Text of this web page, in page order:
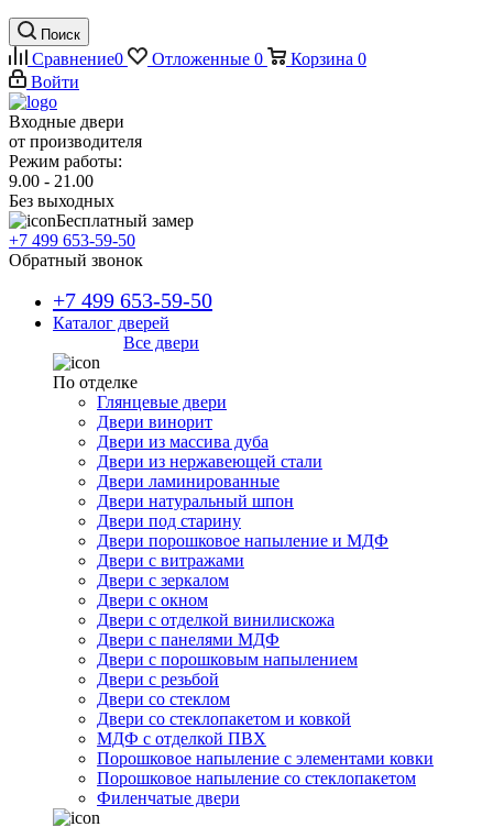
Поиск
Сравнение0 Отложенные 0 Корзина 0
Войти
Входные двери
от производителя
Режим работы:
9.00 - 21.00
Без выходных
Бесплатный замер
+7 499 653-59-50
Обратный звонок
+7 499 653-59-50
Каталог дверей
Все двери
По отделке
Глянцевые двери
Двери винорит
Двери из массива дуба
Двери из нержавеющей стали
Двери ламинированные
Двери натуральный шпон
Двери под старину
Двери порошковое напыление и МДФ
Двери с витражами
Двери с зеркалом
Двери с окном
Двери с отделкой винилискожа
Двери с панелями МДФ
Двери с порошковым напылением
Двери с резьбой
Двери со стеклом
Двери со стеклопакетом и ковкой
МДФ с отделкой ПВХ
Порошковое напыление с элементами ковки
Порошковое напыление со стеклопакетом
Филенчатые двери